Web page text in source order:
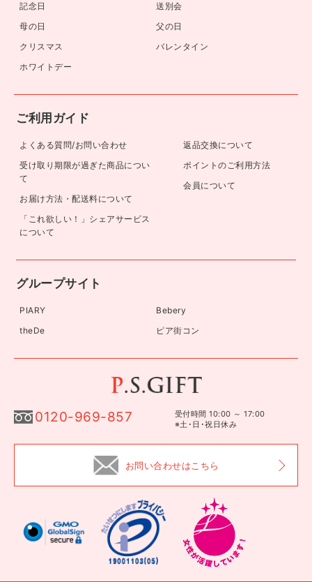
記念日
送別会
母の日
父の日
クリスマス
バレンタイン
ホワイトデー
ご利用ガイド
よくある質問/お問い合わせ
受け取り期限が過ぎた商品につい
て
お届け方法・配送料について
「これ欲しい！」シェアサービス
について
返品交換について
ポイントのご利用方法
会員について
グループサイト
PIARY
Bebery
theDe
ピア街コン
0120-969-857
受付時間 10:00 ～ 17:00
※土･日･祝日休み
お問い合わせはこちら